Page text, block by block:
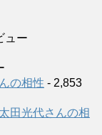
ュー
の相性 - 2,853
田光代さんの相